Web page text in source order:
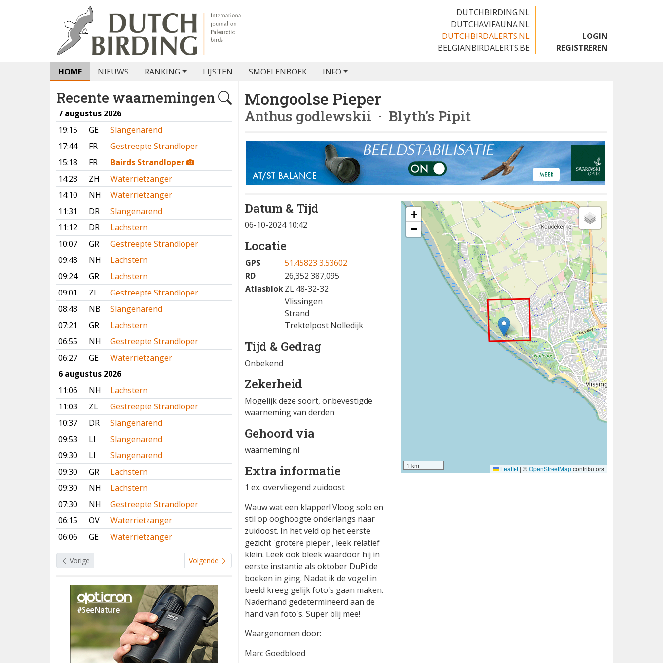
DUTCHBIRDING.NL
DUTCHAVIFAUNA.NL
DUTCHBIRDALERTS.NL
BELGIANBIRDALERTS.BE
LOGIN
REGISTREREN
HOME NIEUWS RANKING LIJSTEN SMOELENBOEK INFO
Recente waarnemingen
7 augustus 2026
19:15
GE
Slangenarend
17:44
FR
Gestreepte Strandloper
15:18
FR
Bairds Strandloper
14:28
ZH
Waterrietzanger
14:10
NH
Waterrietzanger
11:31
DR
Slangenarend
11:12
DR
Lachstern
10:07
GR
Gestreepte Strandloper
09:48
NH
Lachstern
09:24
GR
Lachstern
09:01
ZL
Gestreepte Strandloper
08:48
NB
Slangenarend
07:21
GR
Lachstern
06:55
NH
Gestreepte Strandloper
06:27
GE
Waterrietzanger
6 augustus 2026
11:06
NH
Lachstern
11:03
ZL
Gestreepte Strandloper
10:37
DR
Slangenarend
09:53
LI
Slangenarend
09:30
LI
Slangenarend
09:30
GR
Lachstern
09:30
NH
Lachstern
07:30
NH
Gestreepte Strandloper
06:15
OV
Waterrietzanger
06:06
GE Waterrietzanger
Vorige Volgende
Mongoolse Pieper
Anthus godlewskii · Blyth's Pipit
Datum & Tijd
06-10-2024 10:42
Locatie
GPS
51.45823 3.53602
RD
26,352 387,095
AtlasblokZL 48-32-32
Vlissingen
Strand
Trektelpost Nolledijk
Tijd & Gedrag
Onbekend
Zekerheid
Mogelijk deze soort, onbevestigde
waarneming van derden
Gehoord via
waarneming.nl
Extra informatie
1 ex. overvliegend zuidoost
Wauw wat een klapper! Vloog solo en
stil op ooghoogte onderlangs naar
zuidoost. In het veld op het eerste
gezicht 'grotere pieper', leek relatief
klein. Leek ook bleek waardoor hij in
eerste instantie als oktober DuPi de
boeken in ging. Nadat ik de vogel in
beeld kreeg gelijk foto's gaan maken.
Naderhand gedetermineerd aan de
hand van foto's. Super blij mee!
Waargenomen door:
Marc Goedbloed
+
−
1 km Leaflet | ©OpenStreetMapcontributors